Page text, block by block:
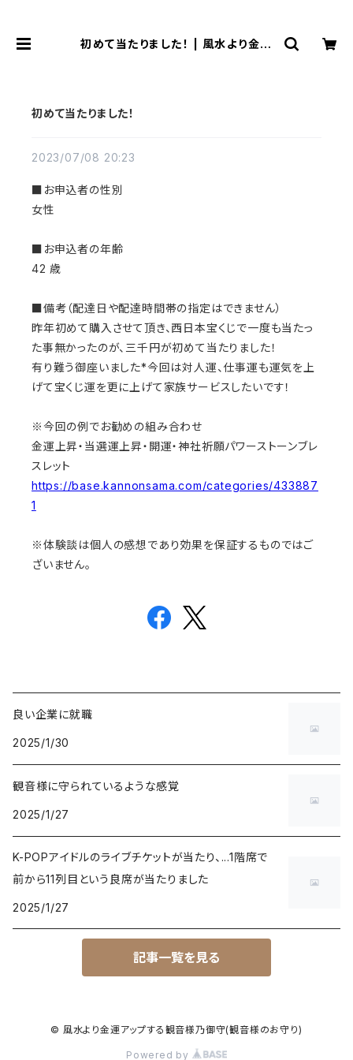
初めて当たりました！ | 風水より金運
初めて当たりました！
2023/07/08 20:23
■お申込者の性別
女性
■お申込者の年齢
42 歳
■備考（配達日や配達時間帯の指定はできません）
昨年初めて購入させて頂き、西日本宝くじで一度も当たっ
た事無かったのが、三千円が初めて当たりました！
有り難う御座いました*今回は対人運、仕事運も運気を上
げて宝くじ運を更に上げて家族サービスしたいです！
※今回の例でお勧めの組み合わせ
金運上昇・当選運上昇・開運・神社祈願パワーストーンブレ
スレット
https://base.kannonsama.com/categories/433887
1
※体験談は個人の感想であり効果を保証するものではご
ざいません。
良い企業に就職
2025/1/30
観音様に守られているような感覚
2025/1/27
K-POPアイドルのライブチケットが当たり、...1階席で
前から11列目という良席が当たりました
2025/1/27
記事一覧を見る
© 風水より金運アップする観音様乃御守(観音様のお守り)
Powered by